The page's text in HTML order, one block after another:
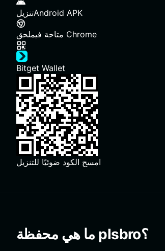
تنزيلAndroid APK
متاحة في ملحق Chrome
Bitget Wallet
امسح الكود ضوئيًا للتنزيل
ما هي محفظة plsbro؟